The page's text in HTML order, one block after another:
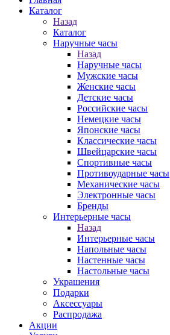
Каталог
Назад
Каталог
Наручные часы
Назад
Наручные часы
Мужские часы
Женские часы
Детские часы
Российские часы
Немецкие часы
Японские часы
Классические часы
Швейцарские часы
Спортивные часы
Противоударные часы
Механические часы
Электронные часы
Бренды
Интерьерные часы
Назад
Интерьерные часы
Напольные часы
Настенные часы
Настольные часы
Украшения
Подарки
Аксессуары
Распродажа
Акции